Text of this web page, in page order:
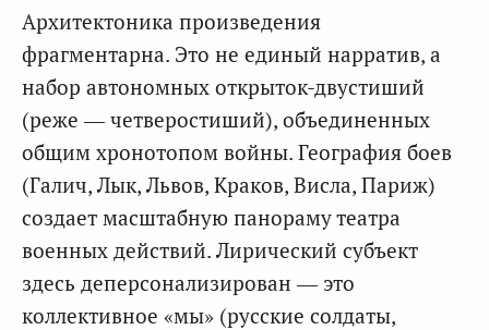
Архитектоника произведения
фрагментарна. Это не единый нарратив, а
набор автономных открыток-двустиший
(реже — четверостиший), объединенных
общим хронотопом войны. География боев
(Галич, Лык, Львов, Краков, Висла, Париж)
создает масштабную панораму театра
военных действий. Лирический субъект
здесь деперсонализирован — это
коллективное «мы» (русские солдаты,